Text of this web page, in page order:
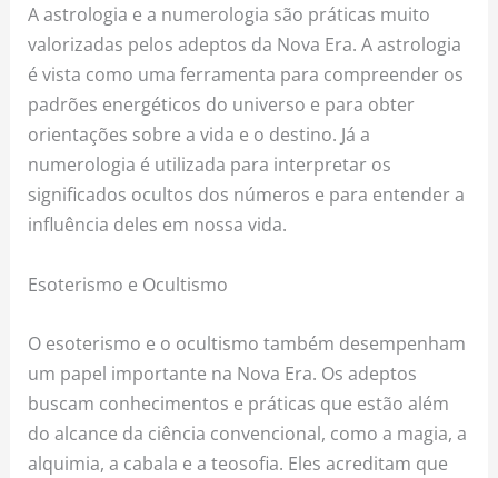
A astrologia e a numerologia são práticas muito
valorizadas pelos adeptos da Nova Era. A astrologia
é vista como uma ferramenta para compreender os
padrões energéticos do universo e para obter
orientações sobre a vida e o destino. Já a
numerologia é utilizada para interpretar os
significados ocultos dos números e para entender a
influência deles em nossa vida.
Esoterismo e Ocultismo
O esoterismo e o ocultismo também desempenham
um papel importante na Nova Era. Os adeptos
buscam conhecimentos e práticas que estão além
do alcance da ciência convencional, como a magia, a
alquimia, a cabala e a teosofia. Eles acreditam que